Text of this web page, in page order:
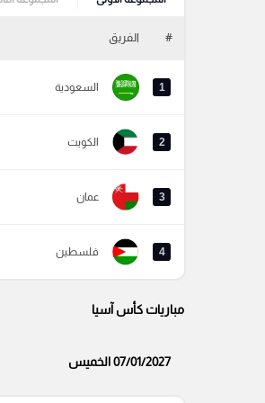
# الفريق
1 السعودية
2 الكويت
3 عمان
4 فلسطين
مباريات كأس آسيا
07/01/2027 الخميس